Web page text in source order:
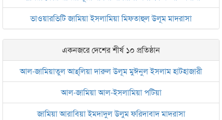
ভাওয়ারভিটি জামিয়া ইসলামিয়া মিফতাহুল উলূম মাদরাসা
একনজরে দেশের শীর্ষ ১০ প্রতিষ্ঠান
আল-জামিয়াতুল আহ্‌লিয়া দারুল উলূম মুঈনুল ইসলাম হাটহাজারী
আল-জামিয়া আল-ইসলামিয়া পটিয়া
জামিয়া আরাবিয়া ইমদাদুল উলুম ফরিদাবাদ মাদরাসা